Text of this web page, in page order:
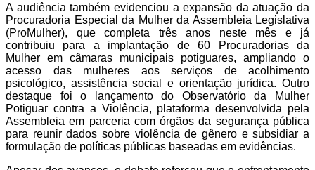
A audiência também evidenciou a expansão da atuação da
Procuradoria Especial da Mulher da Assembleia Legislativa
(ProMulher), que completa três anos neste mês e já
contribuiu para a implantação de 60 Procuradorias da
Mulher em câmaras municipais potiguares, ampliando o
acesso das mulheres aos serviços de acolhimento
psicológico, assistência social e orientação jurídica. Outro
destaque foi o lançamento do Observatório da Mulher
Potiguar contra a Violência, plataforma desenvolvida pela
Assembleia em parceria com órgãos da segurança pública
para reunir dados sobre violência de gênero e subsidiar a
formulação de políticas públicas baseadas em evidências.